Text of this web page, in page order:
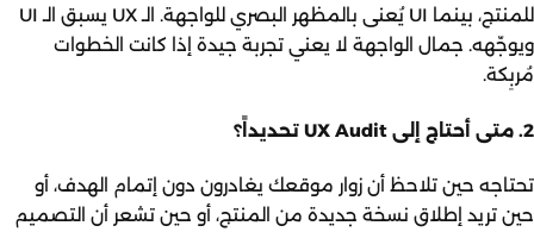
للمنتج، بينما UI يُعنى بالمظهر البصري للواجهة. الـ UX يسبق الـ UI
ويوجّهه. جمال الواجهة لا يعني تجربة جيدة إذا كانت الخطوات
مُربِكة.
2. متى أحتاج إلى UX Audit تحديداً؟
تحتاجه حين تلاحظ أن زوار موقعك يغادرون دون إتمام الهدف، أو
حين تريد إطلاق نسخة جديدة من المنتج، أو حين تشعر أن التصميم